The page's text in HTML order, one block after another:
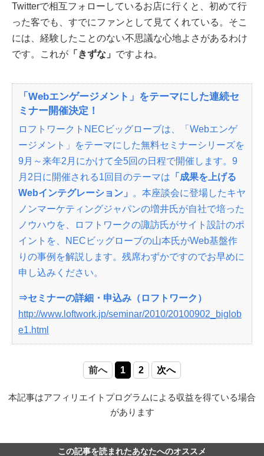
Twitterで相互フォローしているお店に行くと、初めて行
った客でも、すでにファンとして見てくれている。そこ
には、経験したことのない不思議な心地よさがあるわけ
です。これが 「きずな」 ですよね。
「Webエンゲージメント」をテーマにした連続セ
ミナー開催決定！
ロフトワークトNECビッグローブは、「Webエンゲ
ージメント」をテーマにした無料セミナーシリーズを
9月～来年2月にかけて全5回の日程で開催します。9
月2日に開催される1回目のテーマは 「成果を上げる
Webインテグレーション」
。本座談会に登場したキヤ
ノンマーケティングジャパンの増井氏が自社で培った
ノウハウを、ロフトワークの諏訪氏がサイト設計のポ
イントを、NECビッグローブの山本氏がWeb基盤作
りの事例を解説します。残席わずかですのでお早めに
申し込みください。
⇒セミナーの詳細・申込み（ロフトワーク）
http://www.loftwork.jp/seminar/2010/20100902_biglob
e1.html
前へ 1 2 次へ
本記事はアフィリエイトプログラムによる収益を得ている場合
があります
この記事を読まれたあなたへのオススメ